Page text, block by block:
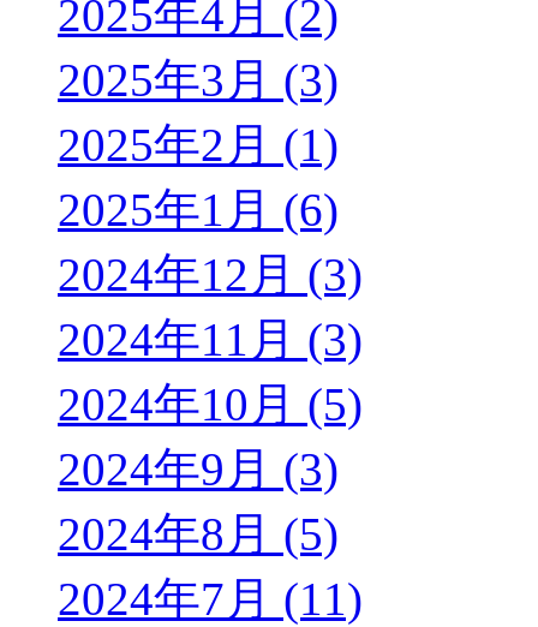
2025年4月 (2)
2025年3月 (3)
2025年2月 (1)
2025年1月 (6)
2024年12月 (3)
2024年11月 (3)
2024年10月 (5)
2024年9月 (3)
2024年8月 (5)
2024年7月 (11)